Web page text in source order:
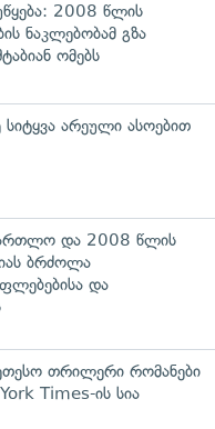
2008 წლის
ნაკლებობამ გზა
ომებს
არეული ასოებით
და 2008 წლის
ბრძოლა
და
თრილერი რომანები
Times-ის სია